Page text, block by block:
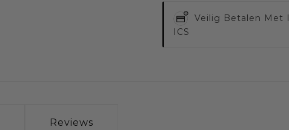
Veilig Betalen Met
ICS
Reviews